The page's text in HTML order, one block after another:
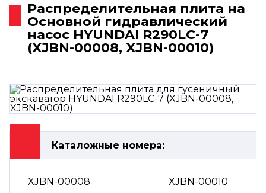
ЦЕНЫ
КОНТАКТЫ
Распределительная плита на
Основной гидравлический
насос HYUNDAI R290LC-7
(XJBN-00008, XJBN-00010)
Каталожные номера:
XJBN-00008 XJBN-00010